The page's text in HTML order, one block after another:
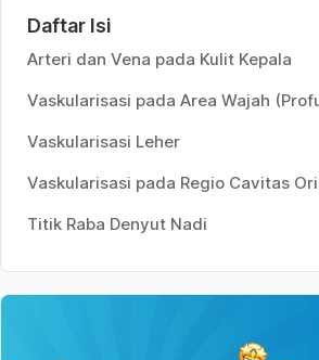
Daftar Isi
Arteri dan Vena pada Kulit Kepala
Vaskularisasi pada Area Wajah
Vaskularisasi Leher
Vaskularisasi pada Regio Cavitas
Titik Raba Denyut Nadi